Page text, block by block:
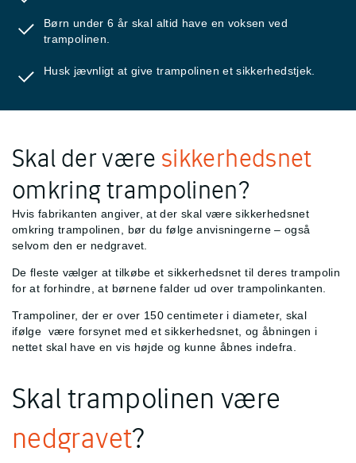
Børn under 6 år skal altid have en voksen ved
trampolinen.
Husk jævnligt at give trampolinen et sikkerhedstjek.
Skal der være sikkerhedsnet
omkring trampolinen?
Hvis fabrikanten angiver, at der skal være sikkerhedsnet
omkring trampolinen, bør du følge anvisningerne – også
selvom den er nedgravet.
De fleste vælger at tilkøbe et sikkerhedsnet til deres trampolin
for at forhindre, at børnene falder ud over trampolinkanten.
Trampoliner, der er over 150 centimeter i diameter, skal
ifølge være forsynet med et sikkerhedsnet, og åbningen i
nettet skal have en vis højde og kunne åbnes indefra.
Skal trampolinen være
nedgravet?